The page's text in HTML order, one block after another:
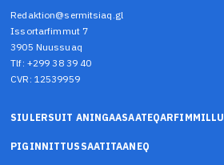
Redaktion@sermitsiaq.gl
Issortarfimmut 7
3905 Nuussuaq
Tlf: +299 38 39 40
CVR: 12539959
SIULERSUIT ANINGAASAATEQARFIMMILLU
PIGINNITTUSSAATITAANEQ